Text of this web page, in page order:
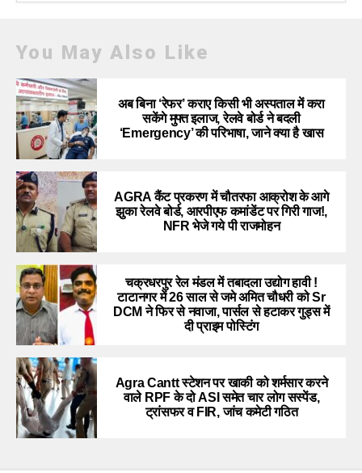
You May Also Like
अब बिना ‘रेफर’ कराए किसी भी अस्पताल में करा
सकेंगे मुफ्त इलाज, रेलवे बोर्ड ने बदली
‘Emergency’ की परिभाषा, जाने क्या है खास
AGRA कैंट प्रकरण में चौतरफा आक्रोश के आगे
झुका रेलवे बोर्ड, आरपीएफ कमांडेंट पर गिरी गाज!,
NFR भेजे गये पी राजमोहन
चक्रधरपुर रेल मंडल में तबादला उद्योग हावी !
टाटानगर में 26 साल से जमे अमित चौधरी को Sr
DCM ने फिर से नवाजा, पार्सल से हटाकर गुड्स में
दी प्राइम पोस्टिंग
Agra Cantt स्टेशन पर खाकी को शर्मसार करने
वाले RPF के दो ASI समेत चार लोग सस्पेंड,
ट्रांसफर व FIR, जांच कमेटी गठित